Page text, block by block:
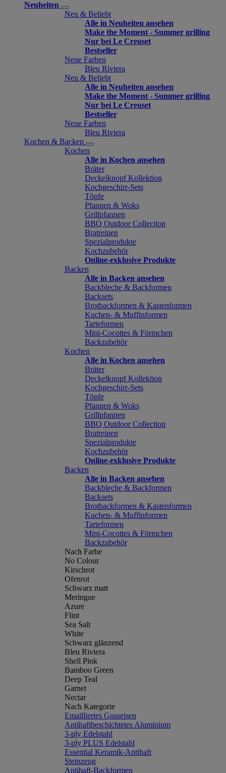
Neuheiten
Neu & Beliebt
Alle in Neuheiten ansehen
Make the Moment - Summer grilling
Nur bei Le Creuset
Bestseller
Neue Farben
Bleu Riviera
Neu & Beliebt
Alle in Neuheiten ansehen
Make the Moment - Summer grilling
Nur bei Le Creuset
Bestseller
Neue Farben
Bleu Riviera
Kochen & Backen
Kochen
Alle in Kochen ansehen
Bräter
Deckelknopf Kollektion
Kochgeschirr-Sets
Töpfe
Pfannen & Woks
Grillpfannen
BBQ Outdoor Collection
Bratreinen
Spezialprodukte
Kochzubehör
Online-exklusive Produkte
Backen
Alle in Backen ansehen
Backbleche & Backformen
Backsets
Brotbackformen & Kastenformen
Kuchen- & Muffinformen
Tarteformen
Mini-Cocottes & Förmchen
Backzubehör
Kochen
Alle in Kochen ansehen
Bräter
Deckelknopf Kollektion
Kochgeschirr-Sets
Töpfe
Pfannen & Woks
Grillpfannen
BBQ Outdoor Collection
Bratreinen
Spezialprodukte
Kochzubehör
Online-exklusive Produkte
Backen
Alle in Backen ansehen
Backbleche & Backformen
Backsets
Brotbackformen & Kastenformen
Kuchen- & Muffinformen
Tarteformen
Mini-Cocottes & Förmchen
Backzubehör
Nach Farbe
No Colour
Kirschrot
Ofenrot
Schwarz matt
Meringue
Azure
Flint
Sea Salt
White
Schwarz glänzend
Bleu Riviera
Shell Pink
Bamboo Green
Deep Teal
Garnet
Nectar
Nach Kategorie
Emailliertes Gusseisen
Antihaftbeschichtetes Aluminium
3-ply Edelstahl
3-ply PLUS Edelstahl
Essential Keramik-Antihaft
Steinzeug
Antihaft-Backformen